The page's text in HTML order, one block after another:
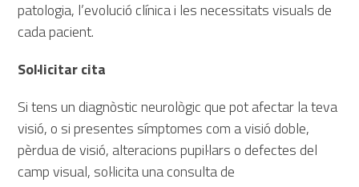
patologia, l’evolució clínica i les necessitats visuals de
cada pacient.
Sol·licitar cita
Si tens un diagnòstic neurològic que pot afectar la teva
visió, o si presentes símptomes com a visió doble,
pèrdua de visió, alteracions pupil·lars o defectes del
camp visual, sol·licita una consulta de